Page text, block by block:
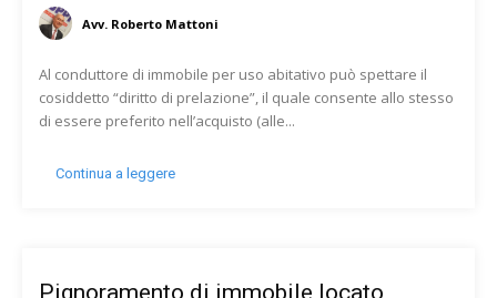
Avv. Roberto Mattoni
Al conduttore di immobile per uso abitativo può spettare il
cosiddetto “diritto di prelazione”, il quale consente allo stesso
di essere preferito nell’acquisto (alle...
Continua a leggere
Pignoramento di immobile locato